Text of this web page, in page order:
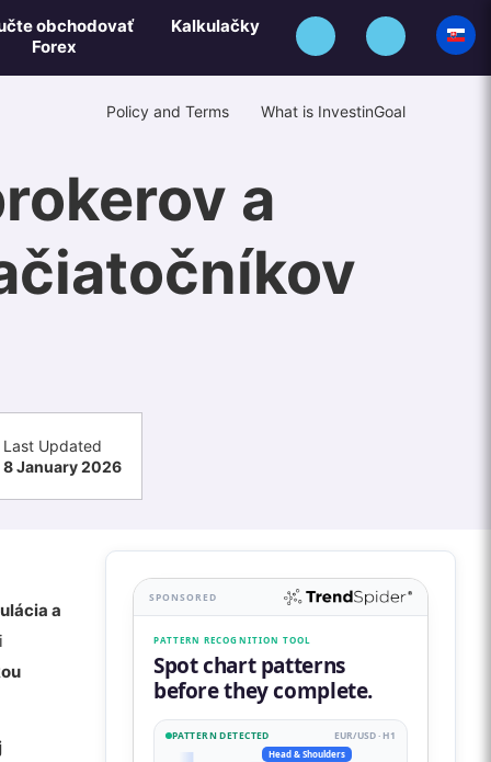
obchodovať
Forex
Kalkulačky
Policy and Terms What is InvestinGoal
a
Last Updated
8 January 2026
a
SPONSORED
PATTERN RECOGNITION TOOL
Spot chart patterns
before they complete.
PATTERN DETECTED EUR/USD · H1
Head & Shoulders